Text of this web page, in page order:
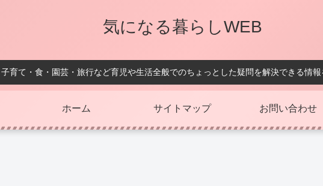
気になる暮らしWEB
子育て・食・園芸・旅行など育児や生活全般でのちょっとした疑問を解決できる情報
ホーム サイトマップ お問い合わせ